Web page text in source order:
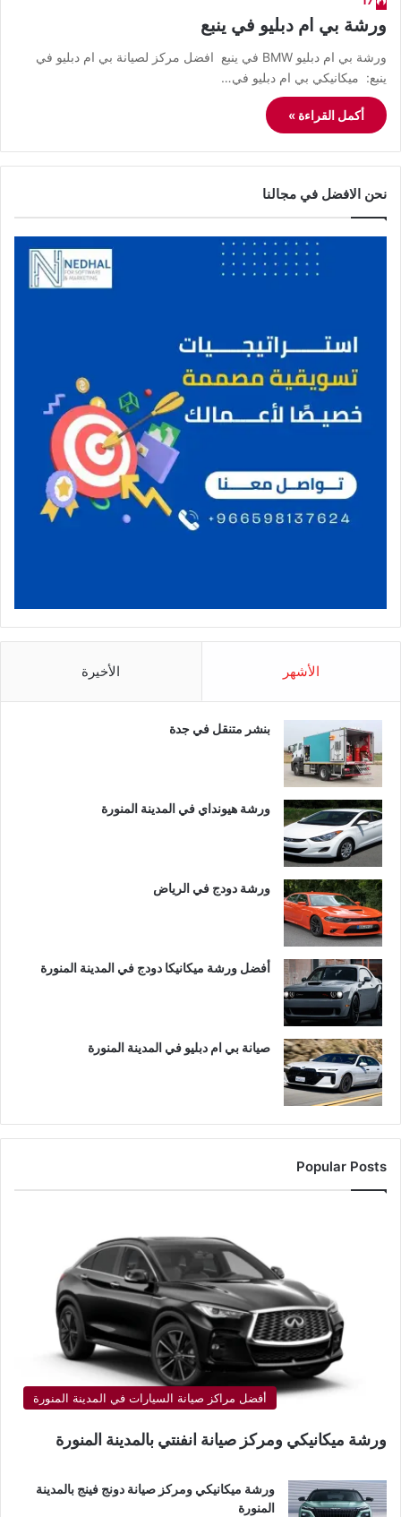
ورشة بي ام دبليو في ينبع
ورشة بي ام دبليو BMW في ينبع افضل مركز لصيانة بي ام دبليو في
ينبع: ميكانيكي بي ام دبليو في…
أكمل القراءة »
نحن الافضل في مجالنا
الأشهر الأخيرة
بنشر متنقل في جدة
ورشة هيونداي في المدينة المنورة
ورشة دودج في الرياض
أفضل ورشة ميكانيكا دودج في المدينة المنورة
صيانة بي ام دبليو في المدينة المنورة
Popular Posts
أفضل مراكز صيانة السيارات في المدينة المنورة
ورشة ميكانيكي ومركز صيانة انفنتي بالمدينة المنورة
ورشة ميكانيكي ومركز صيانة دونج فينج بالمدينة
المنورة